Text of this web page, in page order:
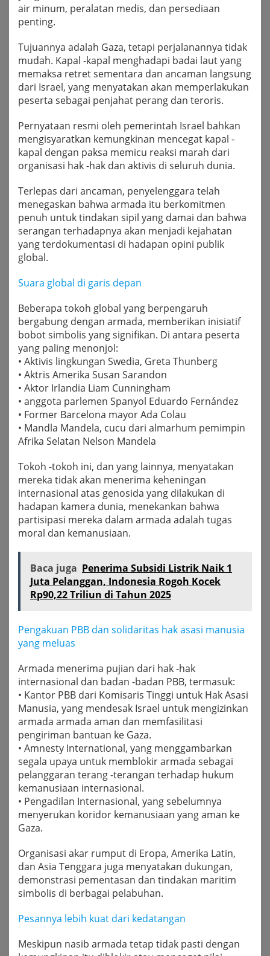
air minum, peralatan medis, dan persediaan
penting.
Tujuannya adalah Gaza, tetapi perjalanannya tidak
mudah. Kapal -kapal menghadapi badai laut yang
memaksa retret sementara dan ancaman langsung
dari Israel, yang menyatakan akan memperlakukan
peserta sebagai penjahat perang dan teroris.
Pernyataan resmi oleh pemerintah Israel bahkan
mengisyaratkan kemungkinan mencegat kapal -
kapal dengan paksa memicu reaksi marah dari
organisasi hak -hak dan aktivis di seluruh dunia.
Terlepas dari ancaman, penyelenggara telah
menegaskan bahwa armada itu berkomitmen
penuh untuk tindakan sipil yang damai dan bahwa
serangan terhadapnya akan menjadi kejahatan
yang terdokumentasi di hadapan opini publik
global.
Suara global di garis depan
Beberapa tokoh global yang berpengaruh
bergabung dengan armada, memberikan inisiatif
bobot simbolis yang signifikan. Di antara peserta
yang paling menonjol:
• Aktivis lingkungan Swedia, Greta Thunberg
• Aktris Amerika Susan Sarandon
• Aktor Irlandia Liam Cunningham
• anggota parlemen Spanyol Eduardo Fernández
• Former Barcelona mayor Ada Colau
• Mandla Mandela, cucu dari almarhum pemimpin
Afrika Selatan Nelson Mandela
Tokoh -tokoh ini, dan yang lainnya, menyatakan
mereka tidak akan menerima keheningan
internasional atas genosida yang dilakukan di
hadapan kamera dunia, menekankan bahwa
partisipasi mereka dalam armada adalah tugas
moral dan kemanusiaan.
Baca juga Penerima Subsidi Listrik Naik 1
Juta Pelanggan, Indonesia Rogoh Kocek
Rp90,22 Triliun di Tahun 2025
Pengakuan PBB dan solidaritas hak asasi manusia
yang meluas
Armada menerima pujian dari hak -hak
internasional dan badan -badan PBB, termasuk:
• Kantor PBB dari Komisaris Tinggi untuk Hak Asasi
Manusia, yang mendesak Israel untuk mengizinkan
armada armada aman dan memfasilitasi
pengiriman bantuan ke Gaza.
• Amnesty International, yang menggambarkan
segala upaya untuk memblokir armada sebagai
pelanggaran terang -terangan terhadap hukum
kemanusiaan internasional.
• Pengadilan Internasional, yang sebelumnya
menyerukan koridor kemanusiaan yang aman ke
Gaza.
Organisasi akar rumput di Eropa, Amerika Latin,
dan Asia Tenggara juga menyatakan dukungan,
demonstrasi pementasan dan tindakan maritim
simbolis di berbagai pelabuhan.
Pesannya lebih kuat dari kedatangan
Meskipun nasib armada tetap tidak pasti dengan